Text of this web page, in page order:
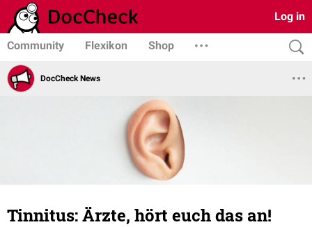
Log in
Community Flexikon Shop
DocCheck News
Tinnitus: Ärzte, hört euch das an!